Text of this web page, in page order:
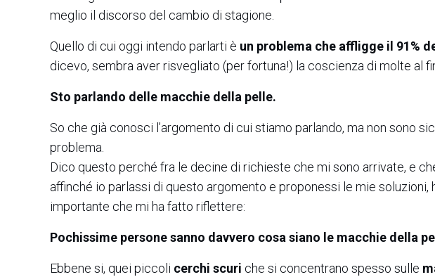
meglio il discorso del cambio di stagione.
Quello di cui oggi intendo parlarti è un problema che affligge il 91%
dicevo, sembra aver risvegliato (per fortuna!) la coscienza di molte al
Sto parlando delle macchie della pelle.
So che già conosci l’argomento di cui stiamo parlando, ma non sono
problema.
Dico questo perché fra le decine di richieste che mi sono arrivate, e
affinché io parlassi di questo argomento e proponessi le mie
importante che mi ha fatto riflettere:
Pochissime persone sanno davvero cosa siano le macchie della
Ebbene si, quei piccoli cerchi scuri che si concentrano spesso sulle